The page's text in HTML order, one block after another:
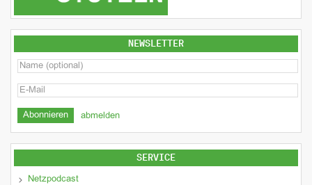
NEWSLETTER
abmelden
SERVICE
Netzpodcast